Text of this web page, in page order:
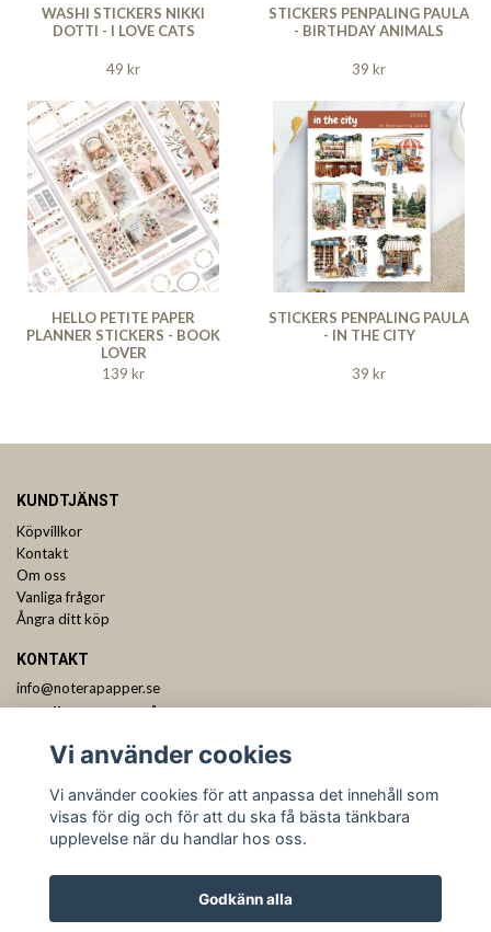
WASHI STICKERS NIKKI
DOTTI - I LOVE CATS
49 kr
STICKERS PENPALING PAULA
- BIRTHDAY ANIMALS
39 kr
HELLO PETITE PAPER
PLANNER STICKERS - BOOK
LOVER
139 kr
STICKERS PENPALING PAULA
- IN THE CITY
39 kr
KUNDTJÄNST
Köpvillkor
Kontakt
Om oss
Vanliga frågor
Ångra ditt köp
KONTAKT
info@noterapapper.se
Vi använder cookies
Vi använder cookies för att anpassa det innehåll som
visas för dig och för att du ska få bästa tänkbara
upplevelse när du handlar hos oss.
Godkänn alla